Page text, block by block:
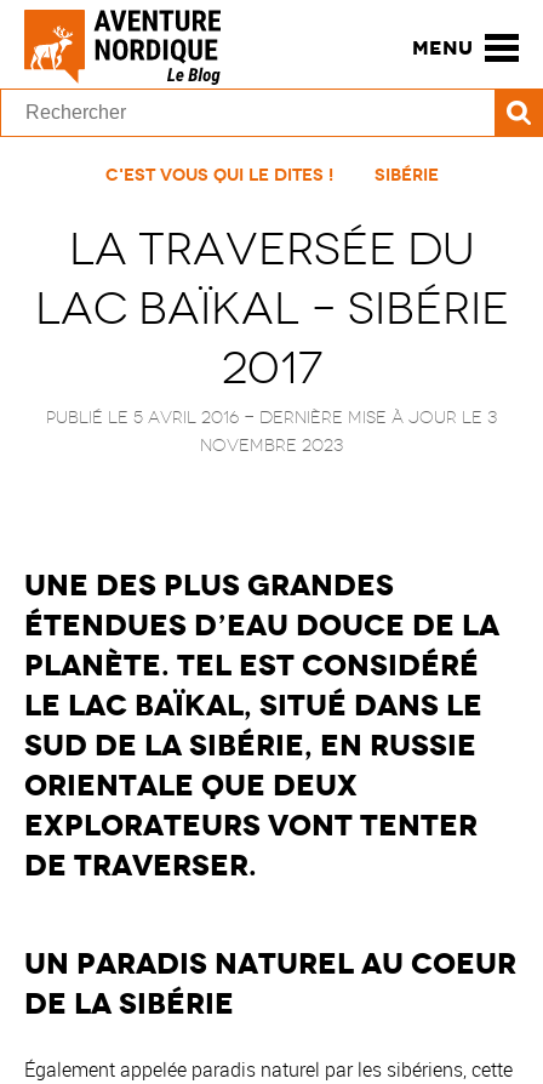
MENU
C'est vous qui le dites ! Sibérie
La traversée du
Lac Baïkal – Sibérie
2017
Publié le 5 avril 2016 - Dernière mise à jour le 3
novembre 2023
Une des plus grandes
étendues d’eau douce de la
planète. Tel est considéré
le lac Baïkal, situé dans le
sud de la Sibérie, en Russie
orientale que deux
explorateurs vont tenter
de traverser.
Un paradis naturel au coeur
de la Sibérie
Également appelée paradis naturel par les sibériens, cette